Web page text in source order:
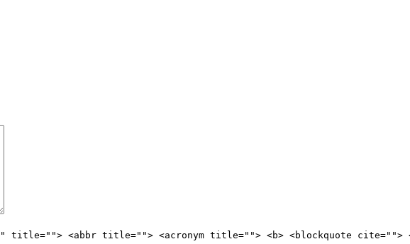
title=""> <abbr title=""> <acronym title=""> <b> <blockquote cite="">